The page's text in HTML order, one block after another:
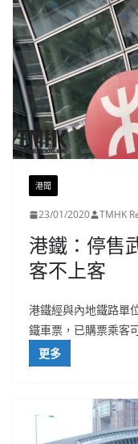
港聞
23/01/2020 TMHK
港鐵：停售
客不上客
港鐵經與內地鐵路單
鐵車票，已購票乘客
更多